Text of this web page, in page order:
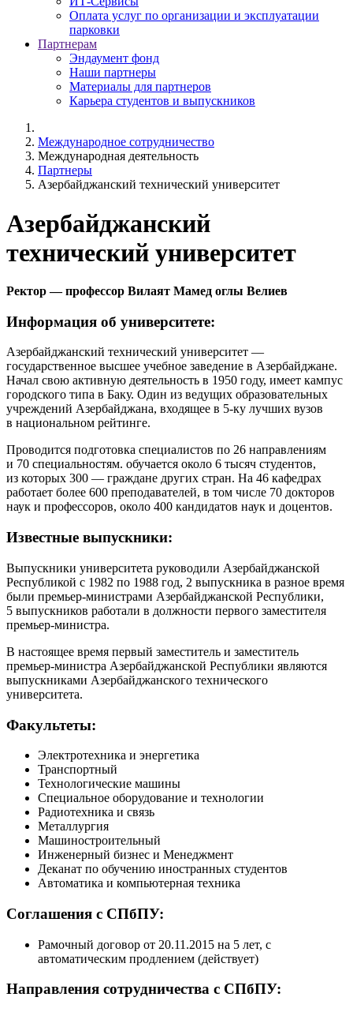
Оплата услуг по организации и эксплуатации
парковки
Партнерам
Эндаумент фонд
Наши партнеры
Материалы для партнеров
Карьера студентов и выпускников
Международное сотрудничество
Международная деятельность
Партнеры
Азербайджанский технический университет
Азербайджанский
технический университет
Ректор — профессор Вилаят Мамед оглы Велиев
Информация об университете:
Азербайджанский технический университет —
государственное высшее учебное заведение в Азербайджане.
Начал свою активную деятельность в 1950 году, имеет кампус
городского типа в Баку. Один из ведущих образовательных
учреждений Азербайджана, входящее в 5-ку лучших вузов
в национальном рейтинге.
Проводится подготовка специалистов по 26 направлениям
и 70 специальностям. обучается около 6 тысяч студентов,
из которых 300 — граждане других стран. На 46 кафедрах
работает более 600 преподавателей, в том числе 70 докторов
наук и профессоров, около 400 кандидатов наук и доцентов.
Известные выпускники:
Выпускники университета руководили Азербайджанской
Республикой с 1982 по 1988 год, 2 выпускника в разное время
были премьер-министрами Азербайджанской Республики,
5 выпускников работали в должности первого заместителя
премьер-министра.
В настоящее время первый заместитель и заместитель
премьер-министра Азербайджанской Республики являются
выпускниками Азербайджанского технического
университета.
Факультеты:
Электротехника и энергетика
Транспортный
Технологические машины
Специальное оборудование и технологии
Радиотехника и связь
Металлургия
Машиностроительный
Инженерный бизнес и Менеджмент
Деканат по обучению иностранных студентов
Автоматика и компьютерная техника
Соглашения с СПбПУ:
Рамочный договор от 20.11.2015 на 5 лет, с
автоматическим продлением (действует)
Направления сотрудничества с СПбПУ: